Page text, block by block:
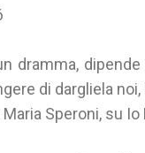
dramma,
di dargliela
Speroni, su Io